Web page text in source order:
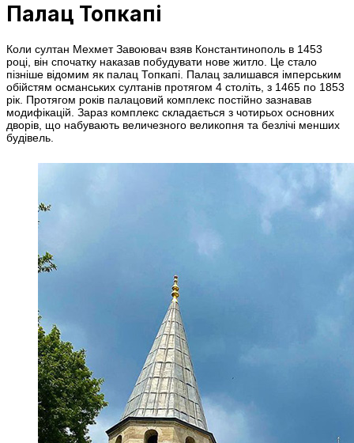
Палац Топкапі
Коли султан Мехмет Завоювач взяв Константинополь в 1453
році, він спочатку наказав побудувати нове житло. Це стало
пізніше відомим як палац Топкапі. Палац залишався імперським
обійстям османських султанів протягом 4 століть, з 1465 по 1853
рік. Протягом років палацовий комплекс постійно зазнавав
модифікацій. Зараз комплекс складається з чотирьох основних
дворів, що набувають величезного великопня та безлічі менших
будівель.